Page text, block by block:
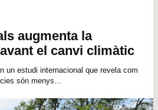
augmenta la
el canvi climàtic
un estudi internacional que revela com
són menys...